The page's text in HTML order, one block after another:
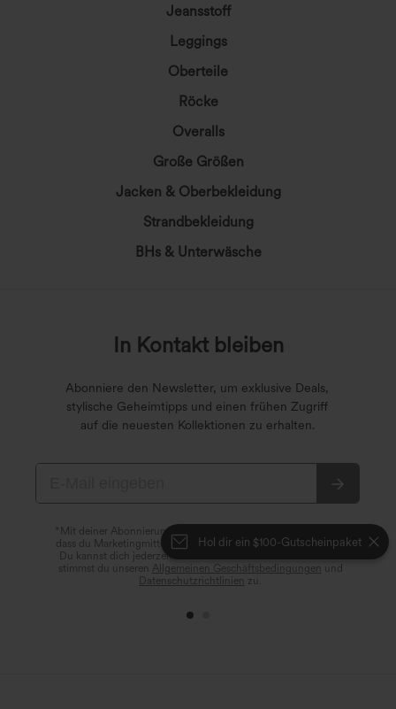
Hol dir ein $100-Gutscheinpaket
Jeansstoff
Leggings
Oberteile
Röcke
Overalls
Große Größen
Jacken & Oberbekleidung
Strandbekleidung
BHs & Unterwäsche
In Kontakt bleiben
Abonniere den Newsletter, um exklusive Deals,
stylische Geheimtipps und einen frühen Zugriff
auf die neuesten Kollektionen zu erhalten.
*Mit deiner Abonnierung erklärst du dich damit einverstanden,
dass du Marketingmitteilungen von Halara per E-Mail erhältst.
Du kannst dich jederzeit wieder abmelden. Durch Fortfahren
stimmst du unseren Allgemeinen Geschäftsbedingungen und
Datenschutzrichtlinien zu.